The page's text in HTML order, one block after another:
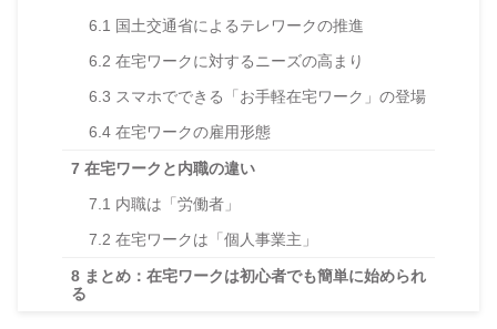
6.1 国土交通省によるテレワークの推進
6.2 在宅ワークに対するニーズの高まり
6.3 スマホでできる「お手軽在宅ワーク」の登場
6.4 在宅ワークの雇用形態
7 在宅ワークと内職の違い
7.1 内職は「労働者」
7.2 在宅ワークは「個人事業主」
8 まとめ：在宅ワークは初心者でも簡単に始められ
る